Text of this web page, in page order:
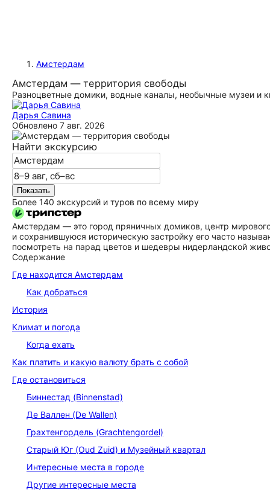
Амстердам
Амстердам — территория свободы
Разноцветные домики, водные каналы, необычные музеи и
Дарья Савина
Обновлено 7 авг. 2026
Найти экскурсию
Показать
Более 140 экскурсий и туров по всему миру
Амстердам — это город пряничных домиков, центр
и сохранившуюся историческую застройку его часто
посмотреть на парад цветов и шедевры нидерландской
Содержание
Где находится Амстердам
Как добраться
История
Климат и погода
Когда ехать
Как платить и какую валюту брать с собой
Где остановиться
Биннестад (Binnenstad)
Де Валлен (De Wallen)
Грахтенгордель (Grachtengordel)
Старый Юг (Oud Zuid) и Музейный квартал
Интересные места в городе
Другие интересные места